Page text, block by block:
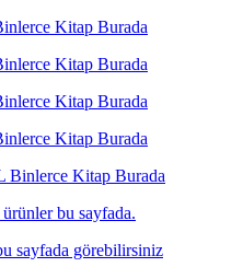
Kitap Burada
Kitap Burada
Kitap Burada
Kitap Burada
Binlerce Kitap Burada
bu sayfada.
sayfada görebilirsiniz